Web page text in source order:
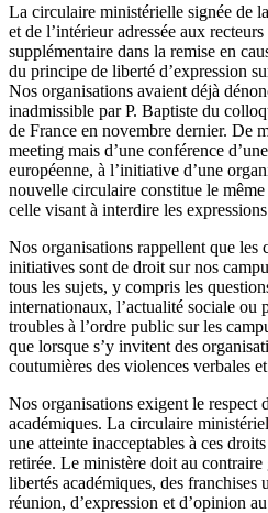
La circulaire ministérielle signée de
et de l’intérieur adressée aux
supplémentaire dans la remise en
du principe de liberté d’expression
Nos organisations avaient déjà
inadmissible par P. Baptiste du
de France en novembre dernier. De
meeting mais d’une conférence
européenne, à l’initiative d’une
nouvelle circulaire constitue le
celle visant à interdire les
Nos organisations rappellent que les
initiatives sont de droit sur nos
tous les sujets, y compris les
internationaux, l’actualité sociale ou
troubles à l’ordre public sur les
que lorsque s’y invitent des
coutumières des violences verbales
Nos organisations exigent le respect
académiques. La circulaire
une atteinte inacceptables à ces
retirée. Le ministère doit au
libertés académiques, des franchises
réunion, d’expression et d’opinion